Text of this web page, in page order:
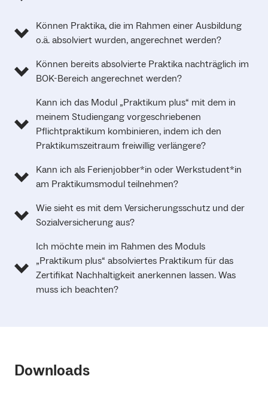
Können Praktika, die im Rahmen einer Ausbildung
o.ä. absolviert wurden, angerechnet werden?
Können bereits absolvierte Praktika nachträglich im
BOK-Bereich angerechnet werden?
Kann ich das Modul „Praktikum plus“ mit dem in
meinem Studiengang vorgeschriebenen
Pflichtpraktikum kombinieren, indem ich den
Praktikumszeitraum freiwillig verlängere?
Kann ich als Ferienjobber*in oder Werkstudent*in
am Praktikumsmodul teilnehmen?
Wie sieht es mit dem Versicherungsschutz und der
Sozialversicherung aus?
Ich möchte mein im Rahmen des Moduls
„Praktikum plus“ absolviertes Praktikum für das
Zertifikat Nachhaltigkeit anerkennen lassen. Was
muss ich beachten?
Downloads